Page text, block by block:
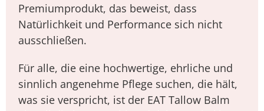
Premiumprodukt, das beweist, dass
Natürlichkeit und Performance sich nicht
ausschließen.
Für alle, die eine hochwertige, ehrliche und
sinnlich angenehme Pflege suchen, die hält,
was sie verspricht, ist der EAT Tallow Balm